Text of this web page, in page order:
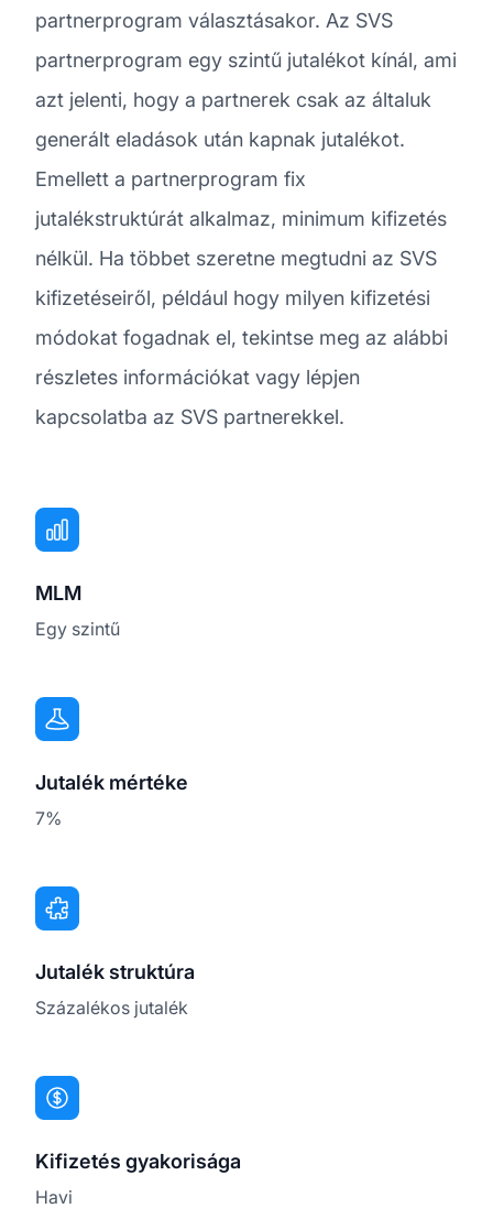
partnerprogram választásakor. Az SVS
partnerprogram egy szintű jutalékot kínál, ami
azt jelenti, hogy a partnerek csak az általuk
generált eladások után kapnak jutalékot.
Emellett a partnerprogram fix
jutalékstruktúrát alkalmaz, minimum kifizetés
nélkül. Ha többet szeretne megtudni az SVS
kifizetéseiről, például hogy milyen kifizetési
módokat fogadnak el, tekintse meg az alábbi
részletes információkat vagy lépjen
kapcsolatba az SVS partnerekkel.
MLM
Egy szintű
Jutalék mértéke
7%
Jutalék struktúra
Százalékos jutalék
Kifizetés gyakorisága
Havi